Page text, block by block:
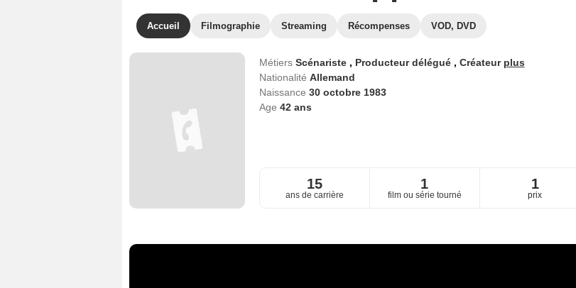
Accueil Filmographie Streaming Récompenses VOD, DVD
Métiers Scénariste , Producteur délégué , Créateur plus
Nationalité Allemand
Naissance 30 octobre 1983
Age 42ans
15
ans de carrière
1
film ou série tourné
1
prix